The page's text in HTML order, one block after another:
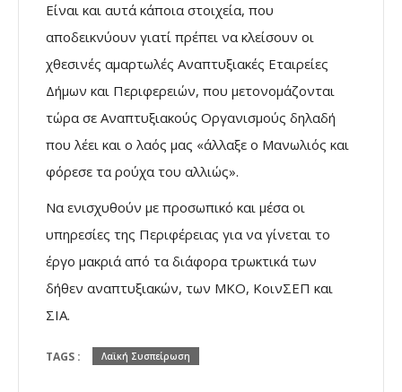
Είναι και αυτά κάποια στοιχεία, που
αποδεικνύουν γιατί πρέπει να κλείσουν οι
χθεσινές αμαρτωλές Αναπτυξιακές Εταιρείες
Δήμων και Περιφερειών, που μετονομάζονται
τώρα σε Αναπτυξιακούς Οργανισμούς δηλαδή
που λέει και ο λαός μας «άλλαξε ο Μανωλιός και
φόρεσε τα ρούχα του αλλιώς».
Να ενισχυθούν με προσωπικό και μέσα οι
υπηρεσίες της Περιφέρειας για να γίνεται το
έργο μακριά από τα διάφορα τρωκτικά των
δήθεν αναπτυξιακών, των ΜΚΟ, ΚοινΣΕΠ και
ΣΙΑ.
TAGS : Λαϊκή Συσπείρωση